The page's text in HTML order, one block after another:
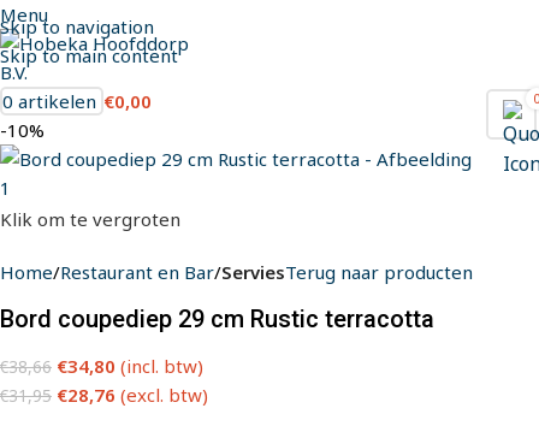
Skip to navigation
Skip to main content
Menu
0
0 artikelen €0,00
-10%
Klik om te vergroten
Home Restaurant en Bar ServiesTerug naar producten
Bord coupediep 29 cm Rustic terracotta
€38,66 €34,80 (incl. btw)
€31,95 €28,76 (excl. btw)